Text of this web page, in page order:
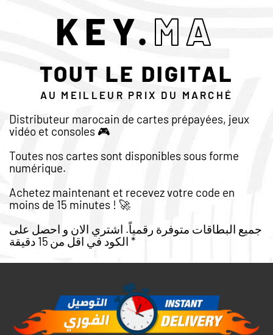
KEY. MA
TOUT LE DIGITAL
AU MEILLEUR PRIX DU MARCHÉ
Distributeur marocain de cartes prépayées, jeux
vidéo et consoles 🎮
Toutes nos cartes sont disponibles sous forme
numérique.
Achetez maintenant et recevez votre code en
moins de 15 minutes ! 🚀
جميع البطاقات متوفرة رقمياً. اشتري الان و احصل على
الكود في اقل من 15 دقيقة *